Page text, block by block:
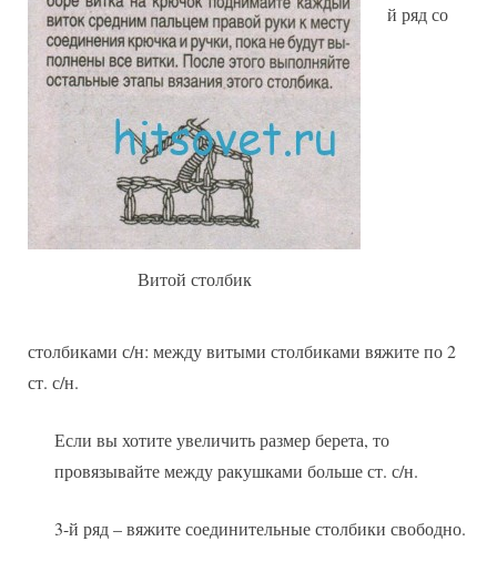
Витой столбик
й ряд со
столбиками с/н: между витыми столбиками вяжите по 2
ст. с/н.
Если вы хотите увеличить размер берета, то
провязывайте между ракушками больше ст. с/н.
3-й ряд – вяжите соединительные столбики свободно.